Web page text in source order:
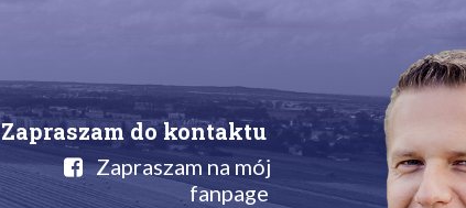
Zapraszam do kontaktu
Zapraszam na mój
fanpage